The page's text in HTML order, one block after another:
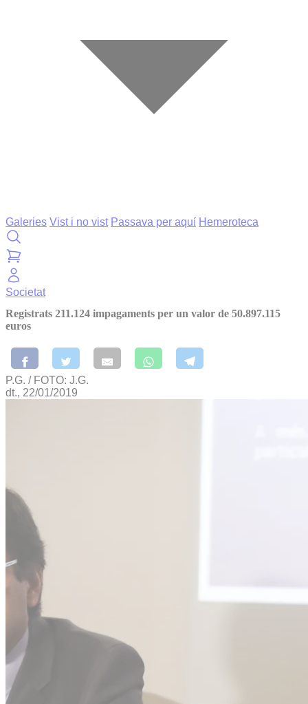
Galeries Vist i no vist Passava per aquí Hemeroteca
Societat
Registrats 211.124 impagaments per un valor de 50.897.115
euros
P.G. / FOTO: J.G.
dt., 22/01/2019